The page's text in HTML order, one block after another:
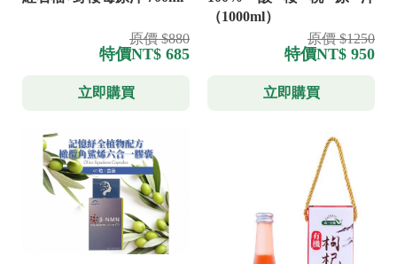
原價 $880
特價NT$ 685
立即購買
（1000ml）
原價 $1250
特價NT$ 950
立即購買